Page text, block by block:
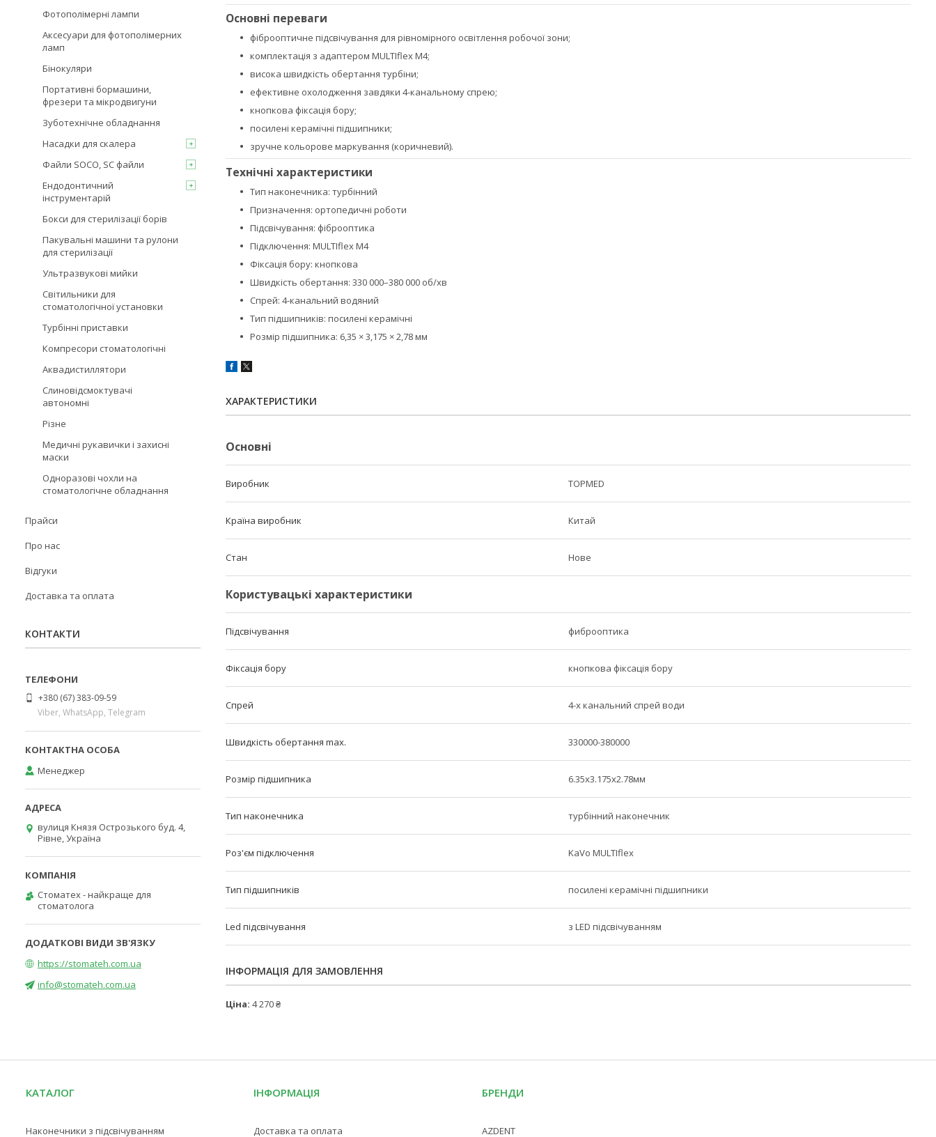
Основні переваги
фіброоптичне підсвічування для рівномірного освітлення робочої зони;
комплектація з адаптером MULTIflex М4;
висока швидкість обертання турбіни;
ефективне охолодження завдяки 4-канальному спрею;
кнопкова фіксація бору;
посилені керамічні підшипники;
зручне кольорове маркування (коричневий).
Технічні характеристики
Тип наконечника: турбінний
Призначення: ортопедичні роботи
Підсвічування: фіброоптика
Підключення: MULTIflex М4
Фіксація бору: кнопкова
Швидкість обертання: 330 000–380 000 об/хв
Спрей: 4-канальний водяний
Тип підшипників: посилені керамічні
Розмір підшипника: 6,35 × 3,175 × 2,78 мм
ХАРАКТЕРИСТИКИ
Основні
Виробник TOPMED
Країна виробник Китай
Стан Нове
Користувацькі характеристики
Підсвічування фиброоптика
Фіксація бору кнопкова фіксація бору
Спрей 4-х канальний спрей води
Швидкість обертання max. 330000-380000
Розмір підшипника 6.35х3.175х2.78мм
Тип наконечника турбінний наконечник
Роз'єм підключення KaVo MULTIflex
Тип підшипників посилені керамічні підшипники
Led підсвічування з LED підсвічуванням
ІНФОРМАЦІЯ ДЛЯ ЗАМОВЛЕННЯ
Ціна: 4 270 ₴
Фотополімерні лампи
Аксесуари для фотополімерних
ламп
Бінокуляри
Портативні бормашини,
фрезери та мікродвигуни
Зуботехнічне обладнання
Насадки для скалера
Файли SOCO, SC файли
Ендодонтичний
інструментарій
Бокси для стерилізації борів
Пакувальні машини та рулони
для стерилізації
Ультразвукові мийки
Світильники для
стоматологічної установки
Турбінні приставки
Компресори стоматологічні
Аквадистиллятори
Слиновідсмоктувачі
автономні
Різне
Медичні рукавички і захисні
маски
Одноразові чохли на
стоматологічне обладнання
Прайси
Про нас
Відгуки
Доставка та оплата
КОНТАКТИ
+380 (67) 383-09-59
Viber, WhatsApp, Telegram
Менеджер
вулиця Князя Острозького буд. 4,
Рівне, Україна
Стоматех - найкраще для
стоматолога
https://stomateh.com.ua
info@stomateh.com.ua
КАТАЛОГ
Наконечники з підсвічуванням
ІНФОРМАЦІЯ
Доставка та оплата
БРЕНДИ
AZDENT